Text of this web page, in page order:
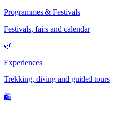
Programmes & Festivals
Festivals, fairs and calendar
🌿
Experiences
Trekking, diving and guided tours
🛍